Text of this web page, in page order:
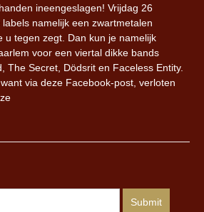
ineengeslagen! Vrijdag 26
namelijk een zwartmetalen
u tegen zegt. Dan kun je namelijk
voor een viertal dikke bands
The Secret, Dödsrit en Faceless Entity.
via deze Facebook-post, verloten